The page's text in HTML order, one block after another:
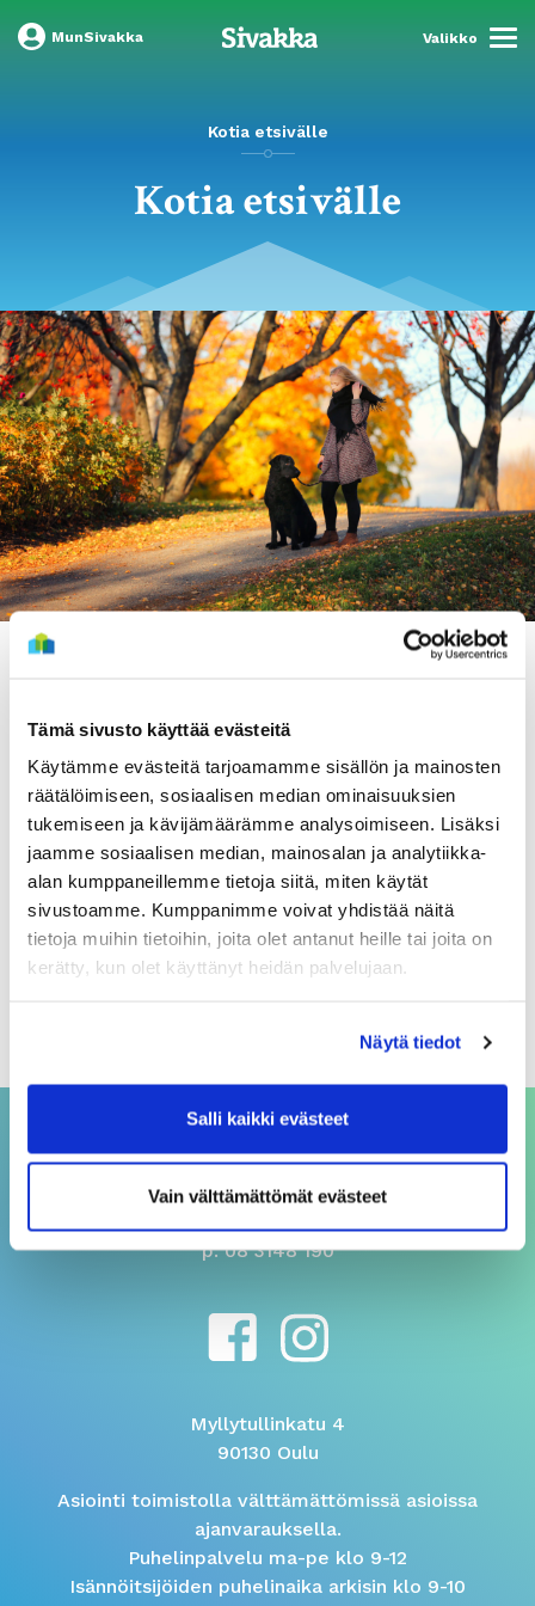
Tämä sivusto käyttää evästeitä
Käytämme evästeitä tarjoamamme sisällön ja mainosten
räätälöimiseen, sosiaalisen median ominaisuuksien
tukemiseen ja kävijämäärämme analysoimiseen. Lisäksi
jaamme sosiaalisen median, mainosalan ja analytiikka-
alan kumppaneillemme tietoja siitä, miten käytät
sivustoamme. Kumppanimme voivat yhdistää näitä
tietoja muihin tietoihin, joita olet antanut heille tai joita on
kerätty, kun olet käyttänyt heidän palvelujaan.
Näytä tiedot
Salli kaikki evästeet
Vain välttämättömät evästeet
MunSivakka Valikko
Kotia etsivälle
Kotia etsivälle
Asunnon hakeminen
Ohjeita
Asunnon vastaanottaminen
Sisään muutto
ASIAKASPALVELU
p. 08 3148 190
Myllytullinkatu 4
90130 Oulu
Asiointi toimistolla välttämättömissä asioissa
ajanvarauksella.
Puhelinpalvelu ma-pe klo 9-12
Isännöitsijöiden puhelinaika arkisin klo 9-10